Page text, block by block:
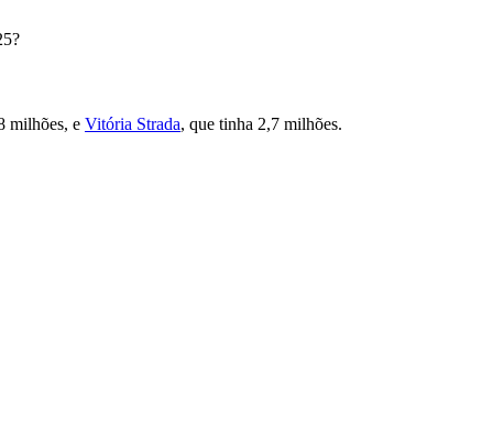
milhões, e Vitória Strada, que tinha 2,7 milhões.